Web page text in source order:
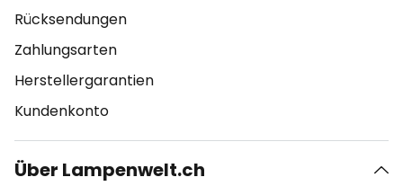
Rücksendungen
Zahlungsarten
Herstellergarantien
Kundenkonto
Über Lampenwelt.ch